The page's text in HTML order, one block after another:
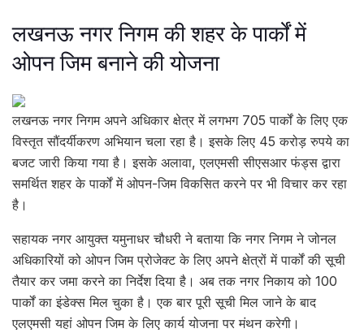
लखनऊ नगर निगम की शहर के पार्कों में
ओपन जिम बनाने की योजना
लखनऊ नगर निगम अपने अधिकार क्षेत्र में लगभग 705 पार्कों के लिए एक
विस्तृत सौंदर्यीकरण अभियान चला रहा है। इसके लिए 45 करोड़ रुपये का
बजट जारी किया गया है। इसके अलावा, एलएमसी सीएसआर फंड्स द्वारा
समर्थित शहर के पार्कों में ओपन-जिम विकसित करने पर भी विचार कर रहा
है।
सहायक नगर आयुक्त यमुनाधर चौधरी ने बताया कि नगर निगम ने जोनल
अधिकारियों को ओपन जिम प्रोजेक्ट के लिए अपने क्षेत्रों में पार्कों की सूची
तैयार कर जमा करने का निर्देश दिया है। अब तक नगर निकाय को 100
पार्कों का इंडेक्स मिल चुका है। एक बार पूरी सूची मिल जाने के बाद
एलएमसी यहां ओपन जिम के लिए कार्य योजना पर मंथन करेगी।